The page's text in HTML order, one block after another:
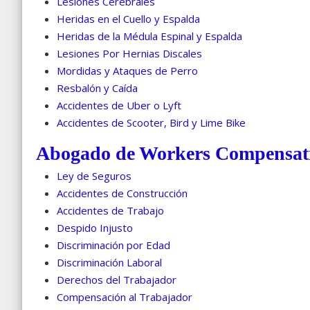
Heridas en el Cuello y Espalda
Heridas de la Médula Espinal y Espalda
Lesiones Por Hernias Discales
Mordidas y Ataques de Perro
Resbalón y Caída
Accidentes de Uber o Lyft
Accidentes de Scooter, Bird y Lime Bike
Abogado de Workers
Ley de Seguros
Accidentes de Construcción
Accidentes de Trabajo
Despido Injusto
Discriminación por Edad
Discriminación Laboral
Derechos del Trabajador
Compensación al Trabajador